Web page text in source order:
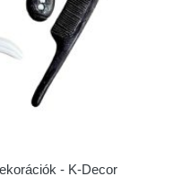
- K-Decor